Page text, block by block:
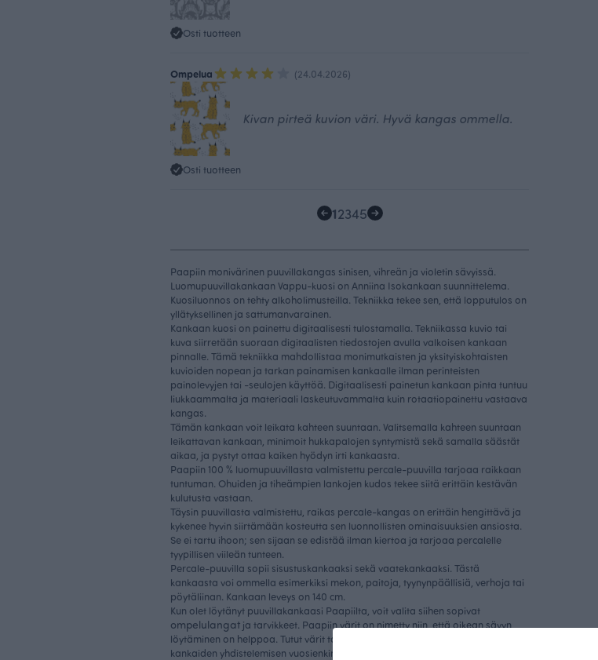
Osti tuotteen
Ompelua (24.04.2026)
Kivan pirteä kuvion väri. Hyvä kangas ommella.
Osti tuotteen
12345
Paapiin monivärinen puuvillakangas sinisen, vihreän ja violetin sävyissä.
Luomupuuvillakankaan Vappu-kuosi on Anniina Isokankaan suunnittelema.
Kuosiluonnos on tehty alkoholimusteilla. Tekniikka tekee sen, että lopputulos on
yllätyksellinen ja sattumanvarainen.
Kankaan kuosi on painettu digitaalisesti tulostamalla. Tekniikassa kuvio tai
kuva siirretään suoraan digitaalisten tiedostojen avulla valkoisen kankaan
pinnalle. Tämä tekniikka mahdollistaa monimutkaisten ja yksityiskohtaisten
kuvioiden nopean ja tarkan painamisen kankaalle ilman perinteisten
painolevyjen tai -seulojen käyttöä. Digitaalisesti painetun kankaan pinta tuntuu
liukkaammalta ja materiaali laskeutuvammalta kuin rotaatiopainettu vastaava
kangas.
Tämän kankaan voit leikata kahteen suuntaan. Valitsemalla kahteen suuntaan
leikattavan kankaan, minimoit hukkapalojen syntymistä sekä samalla säästät
aikaa, ja pystyt ottaa kaiken hyödyn irti kankaasta.
Paapiin 100 % luomupuuvillasta valmistettu percale-puuvilla tarjoaa raikkaan
tuntuman. Ohuiden ja tiheämpien lankojen kudos tekee siitä erittäin kestävän
kulutusta vastaan.
Täysin puuvillasta valmistettu, raikas percale-kangas on erittäin hengittävä ja
kykenee hyvin siirtämään kosteutta sen luonnollisten ominaisuuksien ansiosta.
Se ei tartu ihoon; sen sijaan se edistää ilman kiertoa ja tarjoaa percalelle
tyypillisen viileän tunteen.
Percale-puuvilla sopii sisustuskankaaksi sekä vaatekankaaksi. Tästä
kankaasta voi ommella esimerkiksi mekon, paitoja, tyynynpäällisiä, verhoja tai
pöytäliinan. Kankaan leveys on 140 cm.
Kun olet löytänyt puuvillakankaasi Paapiilta, voit valita siihen sopivat
ompelulangat ja tarvikkeet. Paapiin värit on nimetty niin, että oikean sävyn
löytäminen on helppoa. Tutut värit toistuvat koko ajan, mikä mahdollistaa
kankaiden yhdistelemisen vuosienkin jälkeen.